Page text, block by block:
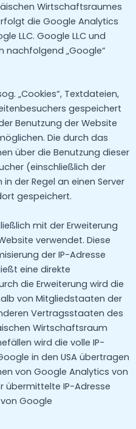
Wirtschaftsraumes
die Google Analytics
LLC. Google LLC und
nachfolgend „Google“
„Cookies“, Textdateien,
gespeichert
Benutzung der Website
Die durch das
über die Benutzung dieser
(einschließlich der
der Regel an einen Server
gespeichert.
mit der Erweiterung
verwendet. Diese
der IP-Adresse
eine direkte
die Erweiterung wird die
von Mitgliedstaaten der
Vertragsstaaten des
Wirtschaftsraum
wird die volle IP-
in den USA übertragen
von Google Analytics von
übermittelte IP-Adresse
Google